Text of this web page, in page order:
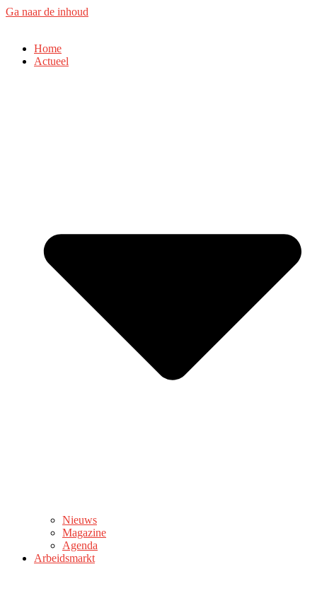
Ga naar de inhoud
Home
Actueel
Nieuws
Magazine
Agenda
Arbeidsmarkt